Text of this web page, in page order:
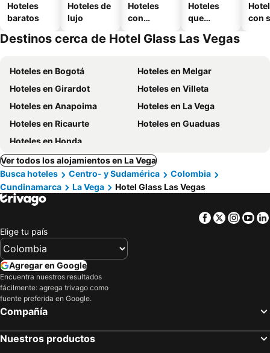
Hoteles
baratos
Hoteles de
lujo
Hoteles
con
Hoteles
que
mascotas
con
Destinos cerca de Hotel Glass Las Vegas
Hoteles en Bogotá
Hoteles en Melgar
Hoteles en Girardot
Hoteles en Villeta
Hoteles en Anapoima
Hoteles en La Vega
Hoteles en Ricaurte
Hoteles en Guaduas
Hoteles en Honda
Ver todos los alojamientos en La Vega
Busca hoteles
Centro- y Sudamérica
Colombia
Cundinamarca
La Vega Hotel Glass Las Vegas
Facebook
Twitter
Elige tu país
Agregar en Google
Encuentra nuestros resultados
fácilmente: agrega trivago como
fuente preferida en Google.
Compañía
Nuestros productos